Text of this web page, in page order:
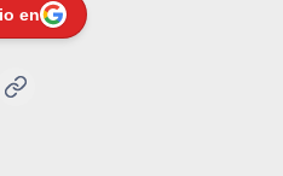
en